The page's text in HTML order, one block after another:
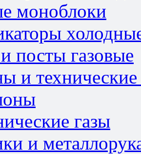
моноблоки
посты газовые
и технические
газы
и